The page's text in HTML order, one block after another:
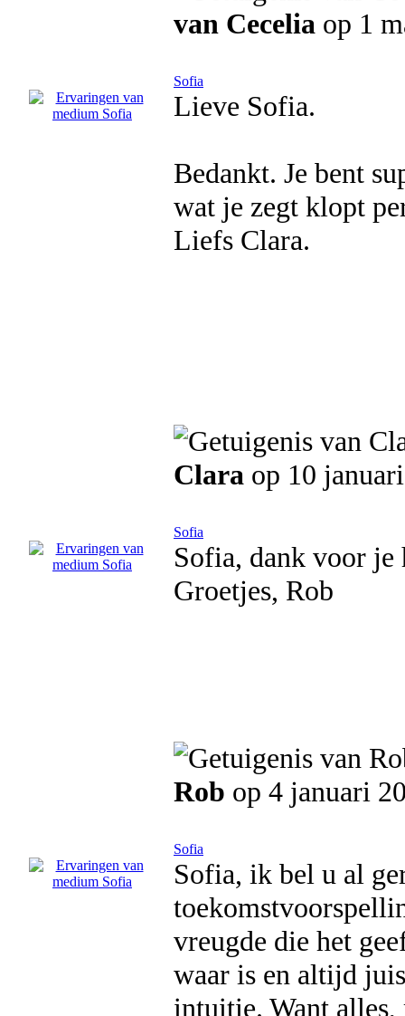
van Cecelia op 1
Sofia
Lieve Sofia.
Bedankt. Je bent
wat je zegt klopt
Liefs Clara.
Clara op 10
Sofia
Sofia, dank voor je
Groetjes, Rob
Rob op 4 januari
Sofia
Sofia, ik bel u al
vreugde die het
waar is en altijd
intuitie. Want